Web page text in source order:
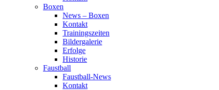
Boxen
News – Boxen
Kontakt
Trainingszeiten
Bildergalerie
Erfolge
Historie
Faustball
Faustball-News
Kontakt